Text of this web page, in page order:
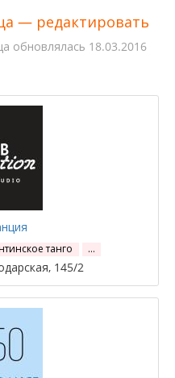
— редактировать
обновлялась 18.03.2016
танго …
145/2